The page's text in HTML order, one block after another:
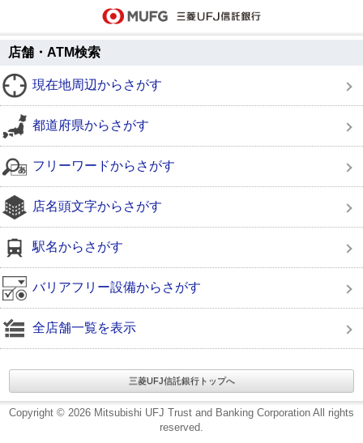
店舗・ATM検索
現在地周辺からさがす
都道府県からさがす
フリーワードからさがす
店名頭文字からさがす
駅名からさがす
バリアフリー設備からさがす
全店舗一覧を表示
三菱UFJ信託銀行トップへ
Copyright © 2026 Mitsubishi UFJ Trust and Banking Corporation All rights
reserved.